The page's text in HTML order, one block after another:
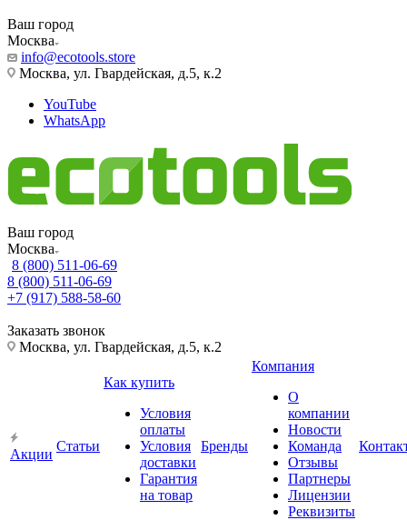
Ваш город
Москва
info@ecotools.store
Москва, ул. Гвардейская, д.5, к.2
YouTube
WhatsApp
Ваш город
Москва
8 (800) 511-06-69
8 (800) 511-06-69
+7 (917) 588-58-60
Заказать звонок
Москва, ул. Гвардейская, д.5, к.2
Акции
Статьи
Как купить
Условия
оплаты
Условия
доставки
Гарантия
на товар
Бренды
Компания
О
компании
Новости
Команда
Отзывы
Партнеры
Лицензии
Реквизиты